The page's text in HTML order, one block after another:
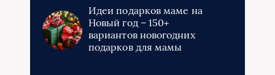
Идеи подарков маме на
Новый год – 150+
вариантов новогодних
подарков для мамы